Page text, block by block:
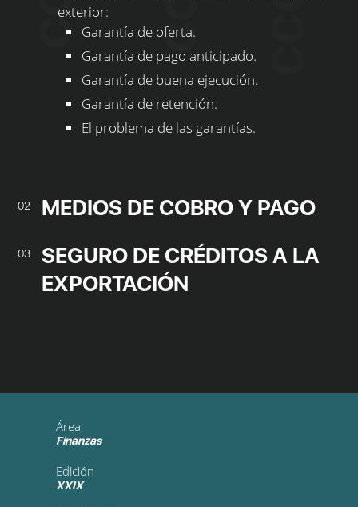
exterior:
Garantía de oferta.
Garantía de pago anticipado.
Garantía de buena ejecución.
Garantía de retención.
El problema de las garantías.
02 MEDIOS DE COBRO Y PAGO
03
SEGURO DE CRÉDITOS A LA
EXPORTACIÓN
Área
Finanzas
Edición
XXIX